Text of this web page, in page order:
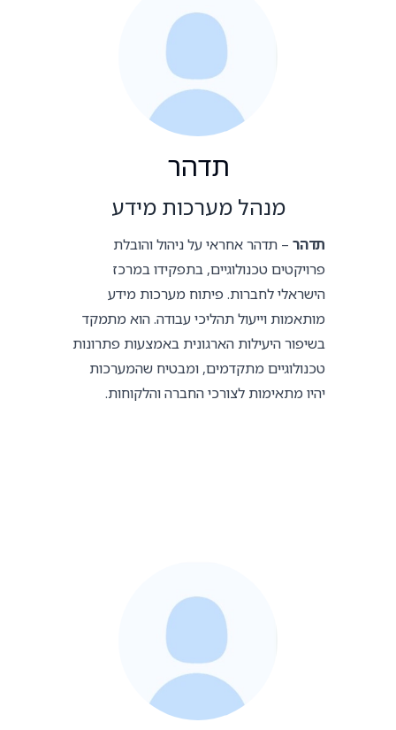
תדהר
מנהל מערכות מידע
תדהר – תדהר אחראי על ניהול והובלת
פרויקטים טכנולוגיים, בתפקידו במרכז
הישראלי לחברות. פיתוח מערכות מידע
מותאמות וייעול תהליכי עבודה. הוא מתמקד
בשיפור היעילות הארגונית באמצעות פתרונות
טכנולוגיים מתקדמים, ומבטיח שהמערכות
יהיו מתאימות לצורכי החברה והלקוחות.